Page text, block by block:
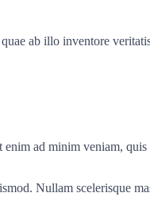
ab illo inventore
ad minim veniam,
Nullam scelerisque